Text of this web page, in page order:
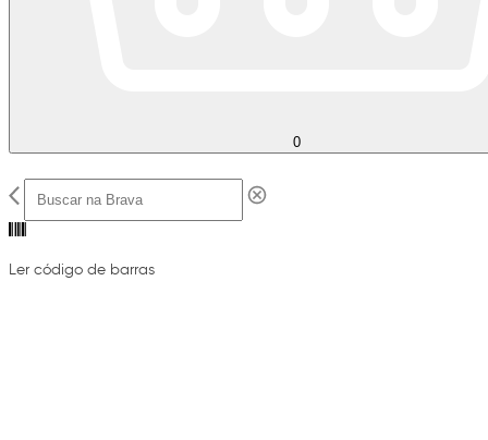
0
Ler código de barras